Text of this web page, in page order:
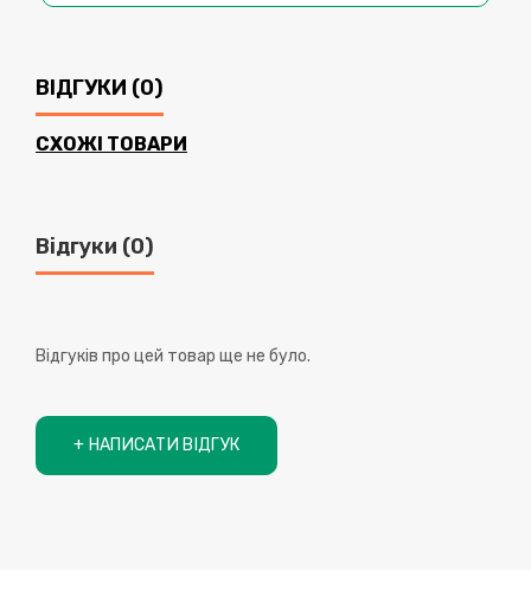
ВІДГУКИ (0)
СХОЖІ ТОВАРИ
Відгуки (0)
Відгуків про цей товар ще не було.
+ НАПИСАТИ ВІДГУК